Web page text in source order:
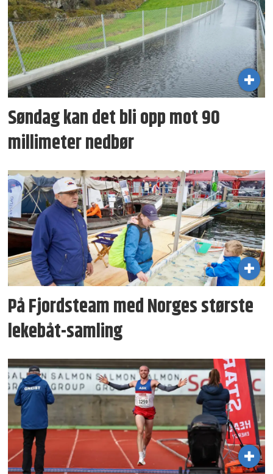
Søndag kan det bli opp mot 90
millimeter nedbør
På Fjordsteam med Norges største
lekebåt-samling